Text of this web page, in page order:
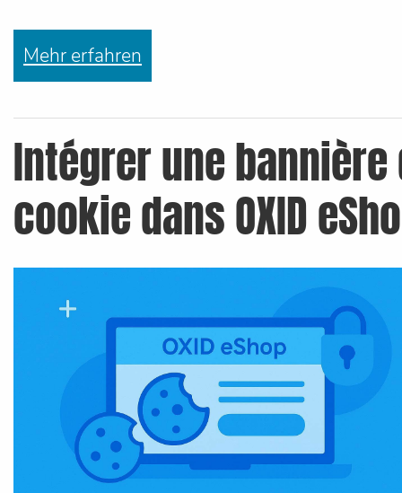
Mehr erfahren
Intégrer une bannière
cookie dans OXID